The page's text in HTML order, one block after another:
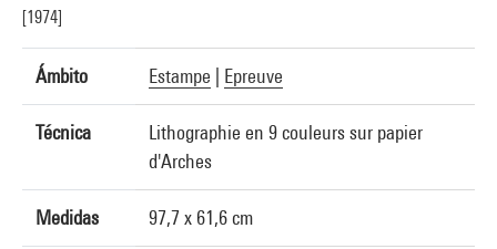
[1974]
Ámbito Estampe Epreuve
Técnica
Lithographie en 9 couleurs sur papier
d'Arches
Medidas 97,7 x 61,6 cm